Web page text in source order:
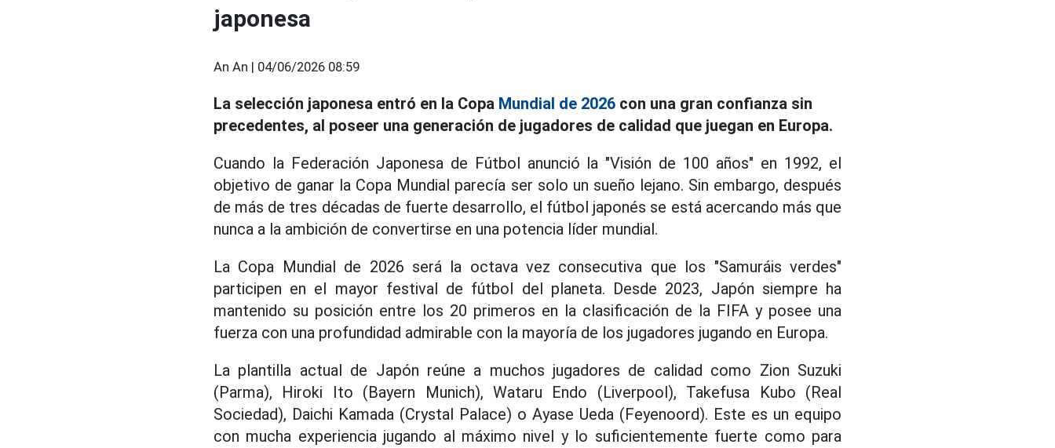
japonesa
An An | 04/06/2026 08:59
La selección japonesa entró en la Copa Mundial de 2026 con una gran confianza sin
precedentes, al poseer una generación de jugadores de calidad que juegan en Europa.
Cuando la Federación Japonesa de Fútbol anunció la "Visión de 100 años" en 1992, el
objetivo de ganar la Copa Mundial parecía ser solo un sueño lejano. Sin embargo, después
de más de tres décadas de fuerte desarrollo, el fútbol japonés se está acercando más que
nunca a la ambición de convertirse en una potencia líder mundial.
La Copa Mundial de 2026 será la octava vez consecutiva que los "Samuráis verdes"
participen en el mayor festival de fútbol del planeta. Desde 2023, Japón siempre ha
mantenido su posición entre los 20 primeros en la clasificación de la FIFA y posee una
fuerza con una profundidad admirable con la mayoría de los jugadores jugando en Europa.
La plantilla actual de Japón reúne a muchos jugadores de calidad como Zion Suzuki
(Parma), Hiroki Ito (Bayern Munich), Wataru Endo (Liverpool), Takefusa Kubo (Real
Sociedad), Daichi Kamada (Crystal Palace) o Ayase Ueda (Feyenoord). Este es un equipo
con mucha experiencia jugando al máximo nivel y lo suficientemente fuerte como para